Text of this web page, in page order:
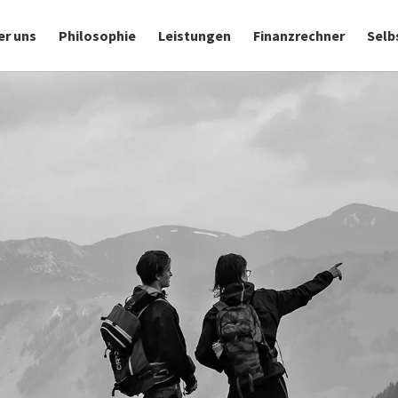
uns Philosophie Leistungen Finanzrechner